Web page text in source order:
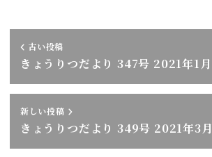
古い投稿
きょうりつだより 347号 2021年1月
新しい投稿
きょうりつだより 349号 2021年3月